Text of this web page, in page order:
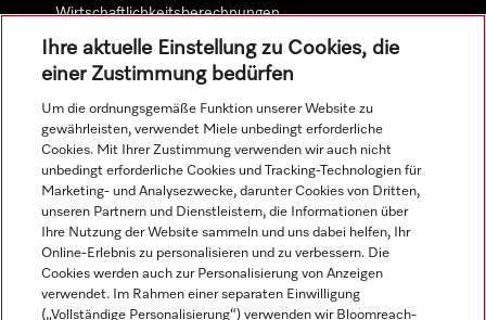
Wirtschaftlichkeitsberechnungen.
Navigation
Service
Ihre aktuelle Einstellung zu Cookies, die
einer Zustimmung bedürfen
Um die ordnungsgemäße Funktion unserer Website zu
gewährleisten, verwendet Miele unbedingt erforderliche
Cookies. Mit Ihrer Zustimmung verwenden wir auch nicht
unbedingt erforderliche Cookies und Tracking-Technologien für
Marketing- und Analysezwecke, darunter Cookies von Dritten,
unseren Partnern und Dienstleistern, die Informationen über
Ihre Nutzung der Website sammeln und uns dabei helfen, Ihr
Online-Erlebnis zu personalisieren und zu verbessern. Die
Cookies werden auch zur Personalisierung von Anzeigen
verwendet. Im Rahmen einer separaten Einwilligung
(„Vollständige Personalisierung“) verwenden wir Bloomreach-